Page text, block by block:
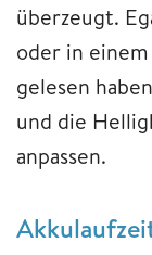
überzeugt.
oder in
gelesen
und die
anpassen.